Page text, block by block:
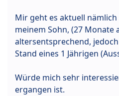
Mir geht es aktuell
meinem Sohn, (27 Monate
altersentsprechend,
Stand eines 1 Jährigen
Würde mich sehr
ergangen ist.